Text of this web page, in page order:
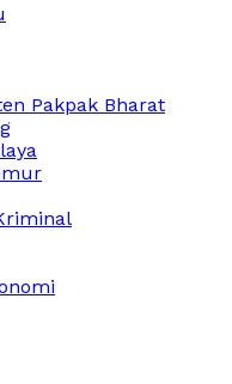
Pakpak Bharat